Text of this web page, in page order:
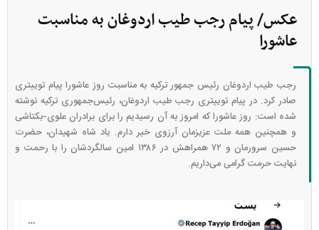
عکس/ پیام رجب طیب اردوغان به مناسبت
عاشورا
رجب طیب اردوغان رئیس جمهور ترکیه به مناسبت روز عاشورا پیام توییتری
صادر کرد. در پیام توییتری رجب طیب اردوغان، رئیس‌جمهوری ترکیه نوشته
شده است: روز عاشورا که امروز به آن رسیدیم را برای برادران علوی-بکتاشی
و همچنین همه ملت عزیزمان آرزوی خیر دارم. یاد شاه شهیدان، حضرت
حسین سرورمان و ۷۲ همراهش در ۱۳۸۶ امین سالگردشان را با رحمت و
نهایت حرمت گرامی می‌داریم.